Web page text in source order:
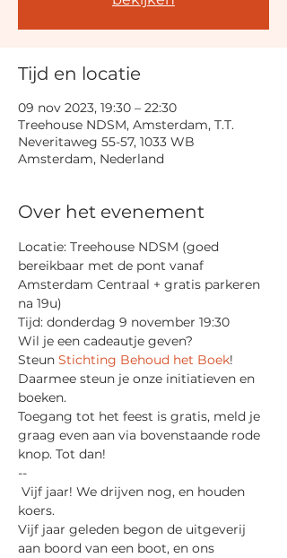
Tijd en locatie
09 nov 2023, 19:30 – 22:30
Treehouse NDSM, Amsterdam, T.T.
Neveritaweg 55-57, 1033 WB
Amsterdam, Nederland
Over het evenement
Locatie: Treehouse NDSM (goed
bereikbaar met de pont vanaf
Amsterdam Centraal + gratis parkeren
na 19u)
Tijd: donderdag 9 november 19:30
Wil je een cadeautje geven?
Steun Stichting Behoud het Boek!
Daarmee steun je onze initiatieven en
boeken.
Toegang tot het feest is gratis, meld je
graag even aan via bovenstaande rode
knop. Tot dan!
--
Vijf jaar! We drijven nog, en houden
koers.
Vijf jaar geleden begon de uitgeverij
aan boord van een boot, en ons